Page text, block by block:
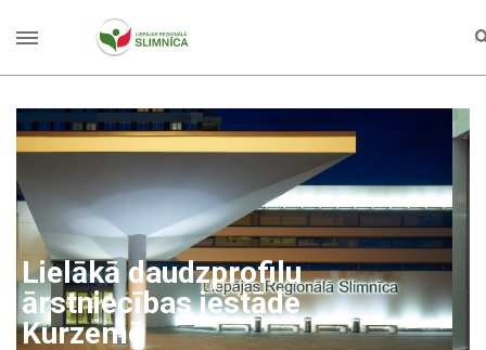
Plašākais veselības aprūpes
pakalpojumu klāsts ārpus
Rīgas